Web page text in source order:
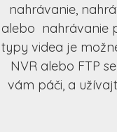
nahrávanie,
alebo nahrávanie
typy videa je
NVR alebo FTP
vám páči, a